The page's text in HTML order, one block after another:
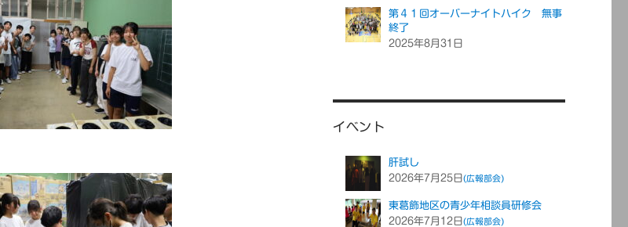
第４１回オーバーナイトハイク 無事
終了
2025年8月31日
イベント
肝試し
2026年7月25日(広報部会)
東葛飾地区の青少年相談員研修会
2026年7月12日(広報部会)